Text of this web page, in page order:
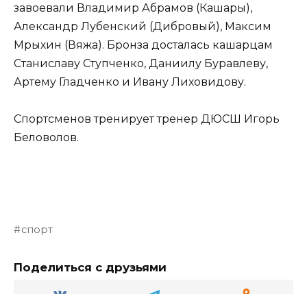
завоевали Владимир Абрамов (Кашары),
Александр Лубенский (Дибровый), Максим
Мрыхин (Вяжа). Бронза досталась кашарцам
Станиславу Ступченко, Даниилу Буравлеву,
Артему Гладченко и Ивану Лиховидову.
Спортсменов тренирует тренер ДЮСШ Игорь
Беловолов.
спорт
Поделиться с друзьями